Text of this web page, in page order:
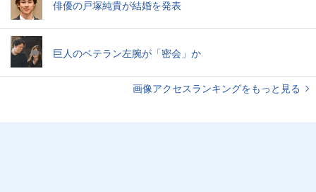
俳優の戸塚純貴が結婚を発表
巨人のベテラン左腕が「密会」か
画像アクセスランキングをもっと見る